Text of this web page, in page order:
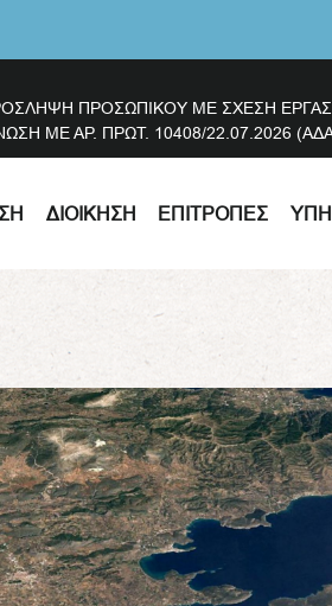
ΠΡΟΣΩΠΙΚΟΥ ΜΕ ΣΧΕΣΗ
ΜΕ ΑΡ. ΠΡΩΤ. 10408/22.07.2026
ΔΙΟΊΚΗΣΗ ΕΠΙΤΡΟΠΈΣ